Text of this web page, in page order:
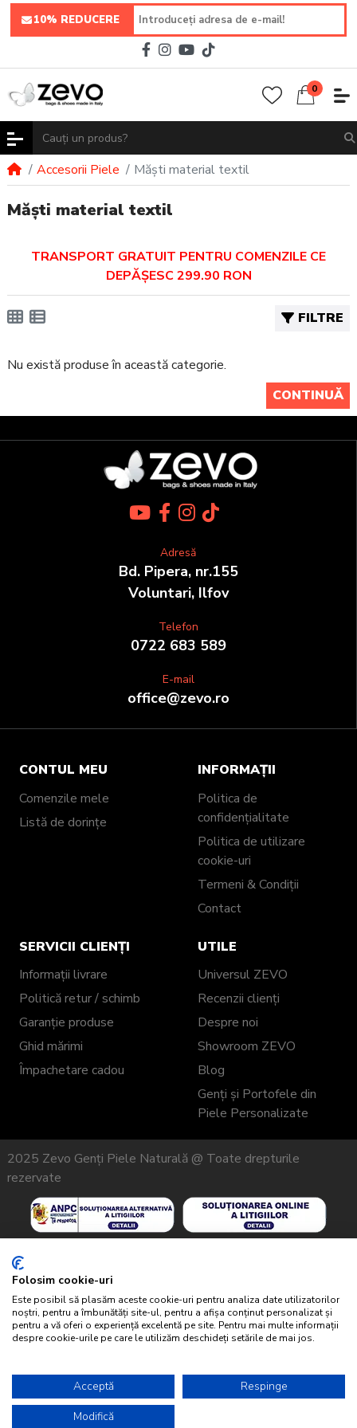
10% REDUCERE
0
Accesorii Piele Măști material textil
Măști material textil
TRANSPORT GRATUIT PENTRU COMENZILE CE
DEPĂȘESC 299.90 RON
FILTRE
Nu există produse în această categorie.
CONTINUĂ
Adresă
Bd. Pipera, nr.155
Voluntari, Ilfov
Telefon
0722 683 589
E-mail
office@zevo.ro
CONTUL MEU
Comenzile mele
Listă de dorințe
INFORMAȚII
Politica de
confidențialitate
Politica de utilizare
cookie-uri
Termeni & Condiții
Contact
SERVICII CLIENȚI
Informații livrare
Politică retur / schimb
Garanție produse
Ghid mărimi
Împachetare cadou
UTILE
Universul ZEVO
Recenzii clienți
Despre noi
Showroom ZEVO
Blog
Genți și Portofele din
Piele Personalizate
2025 Zevo Genți Piele Naturală @ Toate drepturile
rezervate
Acest site folosește cookie-uri
Acest site folosește cookie-uri pentru a stoca informații pe
computerul dvs. Unele dintre aceste cookie-uri sunt esențiale
pentru ca site-ul nostru să funcționeze, iar altele ne ajută să îl
îmbunătățim, oferindu-ne informații despre modul în care este
Refuzați
Respingeti tot
Personalizare
Folosim cookie-uri
Este posibil să plasăm aceste cookie-uri pentru analiza date utilizatorilor
noștri, pentru a îmbunătăți site-ul, pentru a afișa conținut personalizat și
pentru a vă oferi o experiență excelentă pe site. Pentru mai multe informații
despre cookie-urile pe care le utilizăm deschideți setările de mai jos.
Acceptă
Respinge
Modifică